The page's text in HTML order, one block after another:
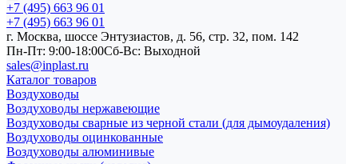
+7 (495) 663 96 01
+7 (495) 663 96 01
г. Москва, шоссе Энтузиастов, д. 56, стр. 32, пом. 142
Пн-Пт: 9:00-18:00Cб-Вс: Выходной
sales@inplast.ru
Каталог товаров
Воздуховоды
Воздуховоды нержавеющие
Воздуховоды сварные из черной стали (для дымоудаления)
Воздуховоды оцинкованные
Воздуховоды алюминивые